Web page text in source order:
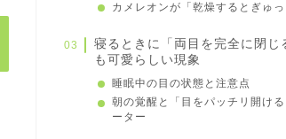
カメレオンが「乾燥するとぎゅ
寝るときに「両目を完全に閉じ
も可愛らしい現象
睡眠中の目の状態と注意点
朝の覚醒と「目をパッチリ開け
ーター